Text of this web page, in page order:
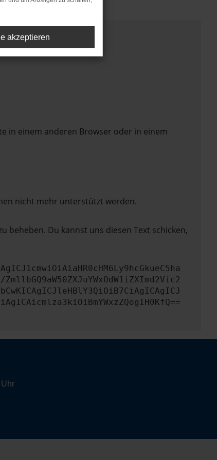
in einem anderen Browser oder in einem
nicht mehr unterstützt werden.
beheben. Du kannst uns diesen Text schicken,
akzeptieren